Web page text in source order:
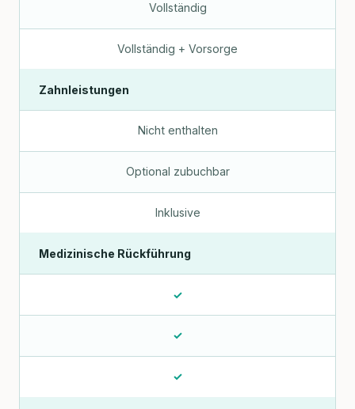
Vollständig
Vollständig + Vorsorge
Zahnleistungen
Nicht enthalten
Optional zubuchbar
Inklusive
Medizinische Rückführung
✓
✓
✓